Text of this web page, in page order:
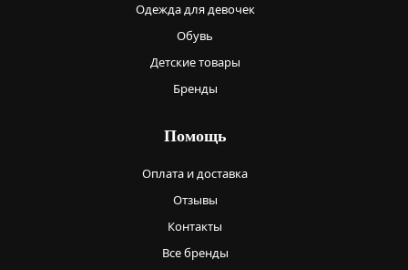
Одежда для девочек
Обувь
Детские товары
Бренды
Помощь
Оплата и доставка
Отзывы
Контакты
Все бренды